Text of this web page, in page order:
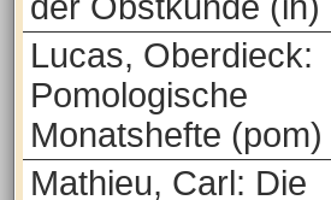
Lucas, Oberdieck:
Pomologische
Monatshefte (pom)
Mathieu, Carl: Die